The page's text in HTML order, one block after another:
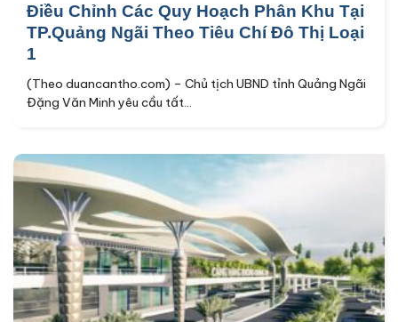
Điều Chỉnh Các Quy Hoạch Phân Khu Tại
TP.Quảng Ngãi Theo Tiêu Chí Đô Thị Loại
1
(Theo duancantho.com) – Chủ tịch UBND tỉnh Quảng Ngãi
Đặng Văn Minh yêu cầu tất...